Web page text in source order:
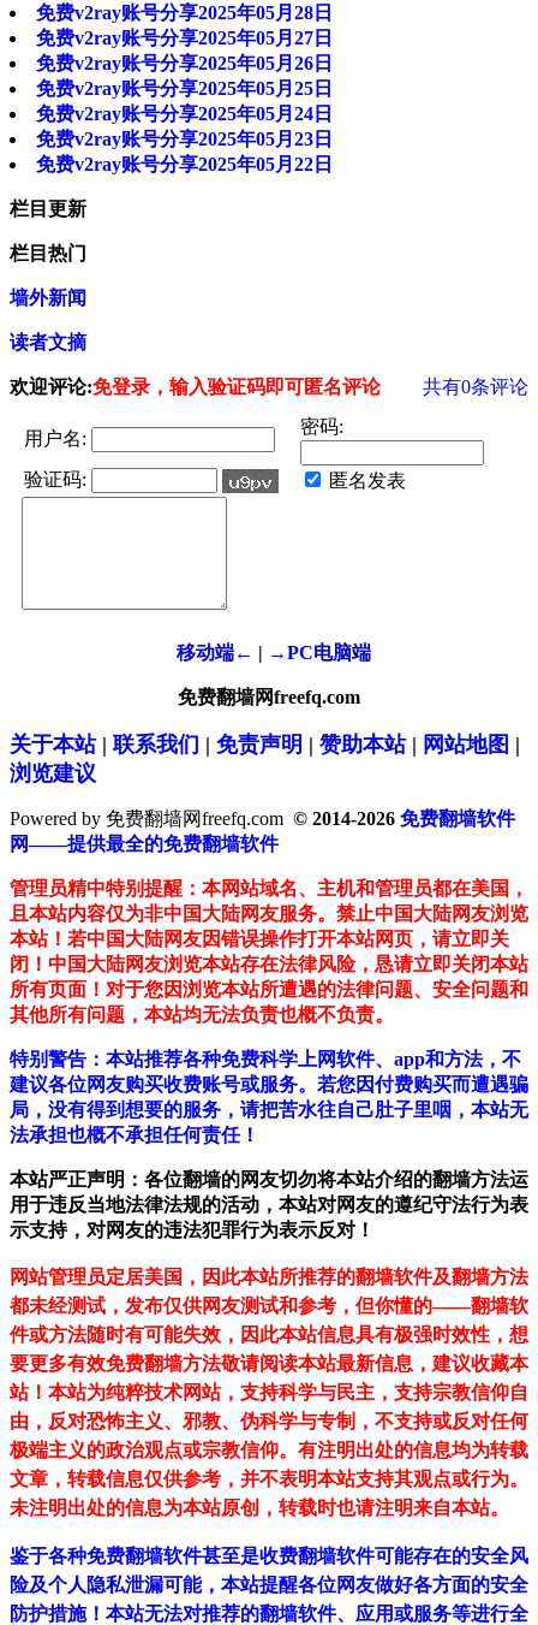
免费v2ray账号分享2025年05月28日
免费v2ray账号分享2025年05月27日
免费v2ray账号分享2025年05月26日
免费v2ray账号分享2025年05月25日
免费v2ray账号分享2025年05月24日
免费v2ray账号分享2025年05月23日
免费v2ray账号分享2025年05月22日
栏目更新
栏目热门
墙外新闻
读者文摘
欢迎评论:免登录，输入验证码即可匿名评论 共有0条评论
用户名:
密码:
验证码: 匿名发表
移动端← | →PC电脑端
免费翻墙网freefq.com
关于本站| 联系我们 | 免责声明 | 赞助本站| 网站地图 |
浏览建议
Powered by 免费翻墙网freefq.com © 2014-2026 免费翻墙软件
网——提供最全的免费翻墙软件
管理员精中特别提醒：本网站域名、主机和管理员都在美国，
且本站内容仅为非中国大陆网友服务。禁止中国大陆网友浏览
本站！若中国大陆网友因错误操作打开本站网页，请立即关
闭！中国大陆网友浏览本站存在法律风险，恳请立即关闭本站
所有页面！对于您因浏览本站所遭遇的法律问题、安全问题和
其他所有问题，本站均无法负责也概不负责。
特别警告：本站推荐各种免费科学上网软件、app和方法，不
建议各位网友购买收费账号或服务。若您因付费购买而遭遇骗
局，没有得到想要的服务，请把苦水往自己肚子里咽，本站无
法承担也概不承担任何责任！
本站严正声明：各位翻墙的网友切勿将本站介绍的翻墙方法运
用于违反当地法律法规的活动，本站对网友的遵纪守法行为表
示支持，对网友的违法犯罪行为表示反对！
网站管理员定居美国，因此本站所推荐的翻墙软件及翻墙方法
都未经测试，发布仅供网友测试和参考，但你懂的——翻墙软
件或方法随时有可能失效，因此本站信息具有极强时效性，想
要更多有效免费翻墙方法敬请阅读本站最新信息，建议收藏本
站！ 本站为纯粹技术网站，支持科学与民主，支持宗教信仰自
由，反对恐怖主义、邪教、伪科学与专制，不支持或反对任何
极端主义的政治观点或宗教信仰。有注明出处的信息均为转载
文章，转载信息仅供参考，并不表明本站支持其观点或行为。
未注明出处的信息为本站原创，转载时也请注明来自本站。
鉴于各种免费翻墙软件甚至是收费翻墙软件可能存在的安全风
险及个人隐私泄漏可能，本站提醒各位网友做好各方面的安全
防护措施！本站无法对推荐的翻墙软件、应用或服务等进行全